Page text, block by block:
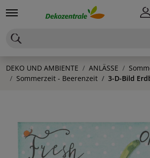
DEKO UND AMBIENTE ANLÄSSE
Sommerzeit - Beerenzeit
3-D-Bild